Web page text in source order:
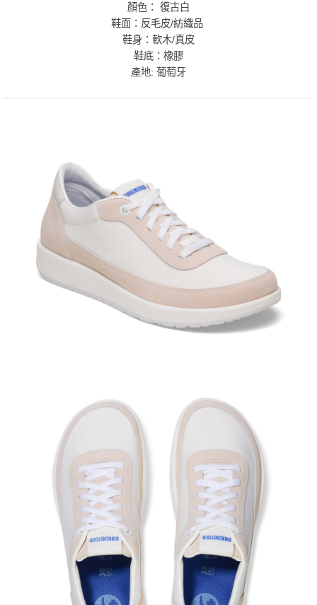
顏色： 復古白
鞋面：反毛皮/紡織品
鞋身：軟木/真皮
鞋底：橡膠
產地: 葡萄牙